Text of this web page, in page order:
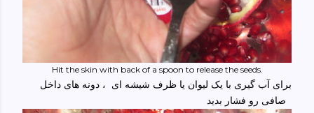
Hit the skin with back of a spoon to release the seeds.